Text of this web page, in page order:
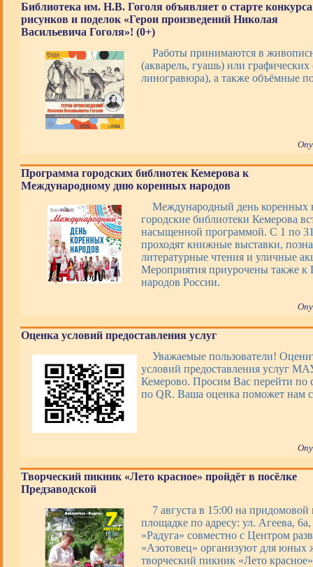
Библиотека им. Н.В. Гоголя объявляет о старте конкурса
рисунков и поделок «Герои произведений Николая
Васильевича Гоголя»! (0+)
Работы принимаются в
(акварель, гуашь) или
линогравюра), а также объёмные
Программа городских библиотек Кемерова к
Международному дню коренных народов
Международный день коренных
городские библиотеки Кемерова
насыщенной программой. С 1 по 31
проходят книжные выставки,
литературные чтения и уличные
Мероприятия приурочены также к
народов России.
Оценка условий предоставления услуг
Уважаемые пользователи!
условий предоставления услуг
Кемерово. Просим Вас перейти по
по QR. Ваша оценка поможет нам
Творческий пикник «Лето красное» пройдёт в посёлке
Предзаводской
7 августа в 15:00 на придомовой
площадке по адресу: ул. Агеева,
«Радуга» совместно с Центром
«Азотовец» организуют для юных
творческий пикник «Лето